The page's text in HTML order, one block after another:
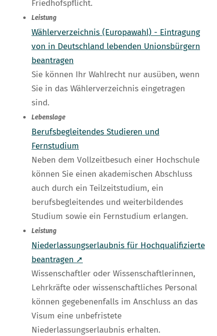
Friedhofspflicht.
Leistung
Wählerverzeichnis (Europawahl) - Eintragung
von in Deutschland lebenden Unionsbürgern
beantragen
Sie können Ihr Wahlrecht nur ausüben, wenn
Sie in das Wählerverzeichnis eingetragen
sind.
Lebenslage
Berufsbegleitendes Studieren und
Fernstudium
Neben dem Vollzeitbesuch einer Hochschule
können Sie einen akademischen Abschluss
auch durch ein Teilzeitstudium, ein
berufsbegleitendes und weiterbildendes
Studium sowie ein Fernstudium erlangen.
Leistung
Niederlassungserlaubnis für Hochqualifizierte
beantragen ➚
Wissenschaftler oder Wissenschaftlerinnen,
Lehrkräfte oder wissenschaftliches Personal
können gegebenenfalls im Anschluss an das
Visum eine unbefristete
Niederlassungserlaubnis erhalten.